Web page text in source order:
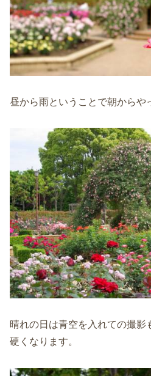
昼から雨ということで朝からや
晴れの日は青空を入れての撮影
硬くなります。